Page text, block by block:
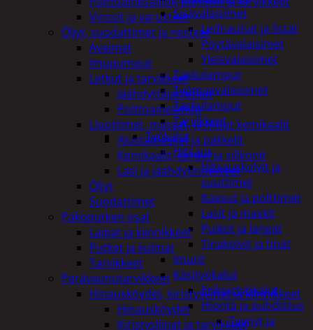
Sisävalaisimet
Lednauhat ja listat
Pöytävalaisimet
Yleisvalaisimet
Taskulamput
Työmaavalaisimet
Taskulamput
Tarvikkeet
Työkalut
Hitsaus
Hitsauskolvit ja
suuttimet
Kaasut ja polttimet
Lasit ja maskit
Puikot ja langat
Tinakolvit ja tinat
Imurit
Käsityökalut
Erikoistyökalut
Hionta ja puhdistus
Tyynyt ja
Vinssit ja varusteet
Öljyt, suodattimet ja nesteet
Avaimet
Imupumput
Letkut ja tarvikkeet
Jäähdyttäjänletkut
Polttoaineletkut
Liuottimet, massat, ja muut kemikaalit
Alustamassat ja pakkelit
Kemikaalit, sprayt ja silikonit
Lasi ja jäähdytinnesteet
Öljyt
Suodattimet
Pakoputken osat
Laipat ja kiinnikkeet
Putket ja kulmat
Tarvikkeet
Perävaunutarvikkeet
Hinausköydet, kiristysliinat ja kiinnikkeet
Hinausköydet
Kiristysliinat ja tarvikkeet